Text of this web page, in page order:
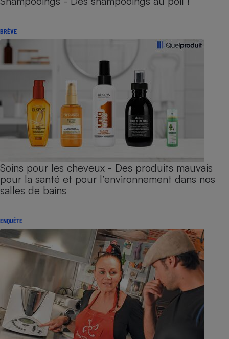
BRÈVE
Soins pour les cheveux - Des produits mauvais
pour la santé et pour l’environnement dans nos
salles de bains
ENQUÊTE